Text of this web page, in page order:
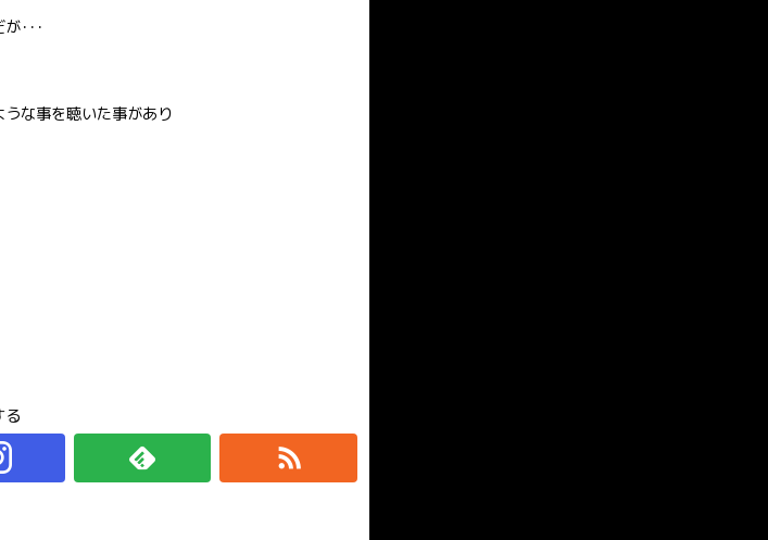
･･･
な事を聴いた事があり